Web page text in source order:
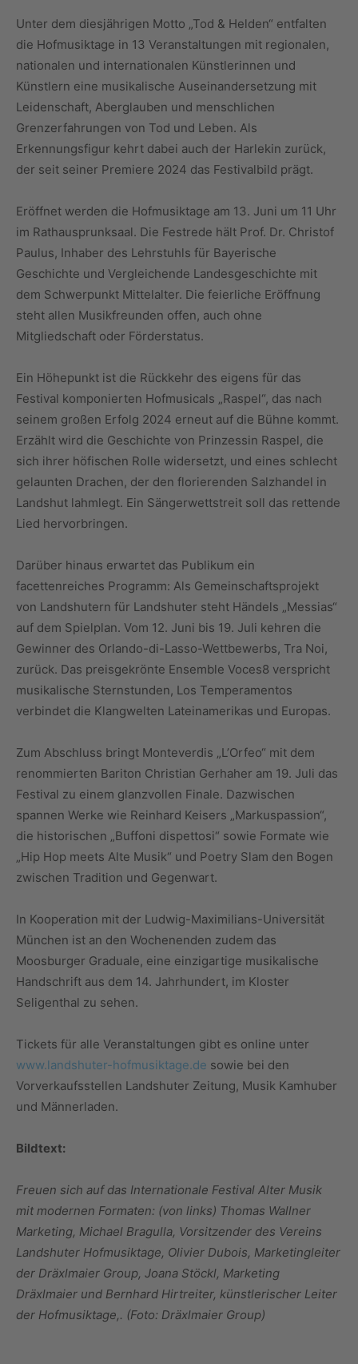
Unter dem diesjährigen Motto „Tod & Helden“ entfalten
die Hofmusiktage in 13 Veranstaltungen mit regionalen,
nationalen und internationalen Künstlerinnen und
Künstlern eine musikalische Auseinandersetzung mit
Leidenschaft, Aberglauben und menschlichen
Grenzerfahrungen von Tod und Leben. Als
Erkennungsfigur kehrt dabei auch der Harlekin zurück,
der seit seiner Premiere 2024 das Festivalbild prägt.
Eröffnet werden die Hofmusiktage am 13. Juni um 11 Uhr
im Rathausprunksaal. Die Festrede hält Prof. Dr. Christof
Paulus, Inhaber des Lehrstuhls für Bayerische
Geschichte und Vergleichende Landesgeschichte mit
dem Schwerpunkt Mittelalter. Die feierliche Eröffnung
steht allen Musikfreunden offen, auch ohne
Mitgliedschaft oder Förderstatus.
Ein Höhepunkt ist die Rückkehr des eigens für das
Festival komponierten Hofmusicals „Raspel“, das nach
seinem großen Erfolg 2024 erneut auf die Bühne kommt.
Erzählt wird die Geschichte von Prinzessin Raspel, die
sich ihrer höfischen Rolle widersetzt, und eines schlecht
gelaunten Drachen, der den florierenden Salzhandel in
Landshut lahmlegt. Ein Sängerwettstreit soll das rettende
Lied hervorbringen.
Darüber hinaus erwartet das Publikum ein
facettenreiches Programm: Als Gemeinschaftsprojekt
von Landshutern für Landshuter steht Händels „Messias“
auf dem Spielplan. Vom 12. Juni bis 19. Juli kehren die
Gewinner des Orlando-di-Lasso-Wettbewerbs, Tra Noi,
zurück. Das preisgekrönte Ensemble Voces8 verspricht
musikalische Sternstunden, Los Temperamentos
verbindet die Klangwelten Lateinamerikas und Europas.
Zum Abschluss bringt Monteverdis „L’Orfeo“ mit dem
renommierten Bariton Christian Gerhaher am 19. Juli das
Festival zu einem glanzvollen Finale. Dazwischen
spannen Werke wie Reinhard Keisers „Markuspassion“,
die historischen „Buffoni dispettosi“ sowie Formate wie
„Hip Hop meets Alte Musik“ und Poetry Slam den Bogen
zwischen Tradition und Gegenwart.
In Kooperation mit der Ludwig-Maximilians-Universität
München ist an den Wochenenden zudem das
Moosburger Graduale, eine einzigartige musikalische
Handschrift aus dem 14. Jahrhundert, im Kloster
Seligenthal zu sehen.
Tickets für alle Veranstaltungen gibt es online unter
www.landshuter-hofmusiktage.de sowie bei den
Vorverkaufsstellen Landshuter Zeitung, Musik Kamhuber
und Männerladen.
Bildtext:
Freuen sich auf das Internationale Festival Alter Musik
mit modernen Formaten: (von links) Thomas Wallner
Marketing, Michael Bragulla, Vorsitzender des Vereins
Landshuter Hofmusiktage, Olivier Dubois, Marketingleiter
der Dräxlmaier Group, Joana Stöckl, Marketing
Dräxlmaier und Bernhard Hirtreiter, künstlerischer Leiter
der Hofmusiktage,. (Foto: Dräxlmaier Group)